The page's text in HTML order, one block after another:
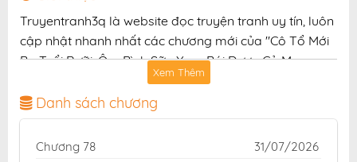
Truyentranh3q là website đọc truyện tranh uy tín, luôn
cập nhật nhanh nhất các chương mới của "Cô Tổ Mới
Ba Tuổi Rưỡi, Ôm Bình Sữa Xem Bói Được Cả Mạng
Yêu Chiều" với chất lượng hình ảnh sắc nét, bản dịch
chuẩn và giao diện thân thiện, mang đến trải nghiệm
đọc truyện hấp dẫn, tiện lợi, hoàn toàn miễn phí cho
độc giả yêu thích truyện tranh online.
Xem Thêm
Danh sách chương
Chương 78
31/07/2026